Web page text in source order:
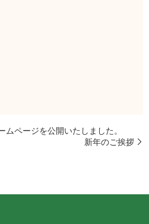
ページを公開いたしました。
新年のご挨拶